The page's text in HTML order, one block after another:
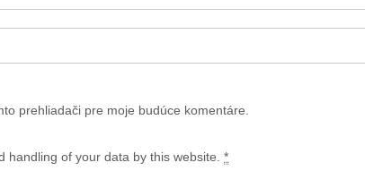
prehliadači pre moje budúce komentáre.
of your data by this website. *